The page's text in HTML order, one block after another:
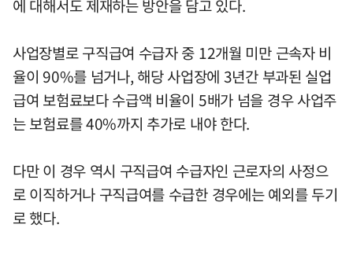
에 대해서도 제재하는 방안을 담고 있다.
사업장별로 구직급여 수급자 중 12개월 미만 근속자 비
율이 90%를 넘거나, 해당 사업장에 3년간 부과된 실업
급여 보험료보다 수급액 비율이 5배가 넘을 경우 사업주
는 보험료를 40%까지 추가로 내야 한다.
다만 이 경우 역시 구직급여 수급자인 근로자의 사정으
로 이직하거나 구직급여를 수급한 경우에는 예외를 두기
로 했다.